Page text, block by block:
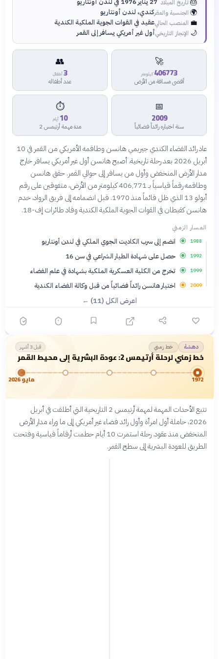
تاريخ الميلاد 27 يناير 1976 في لندن أونتاريو
🌍 الجنسية والمقركندي، لندن أونتاريو
💼 المنصب الحاليعقيد في القوات الجوية الملكية الكندية
🌙 الإنجاز التاريخيأول غير أمريكي يسافر إلى القمر
🚀
406773 كيلومتر
أقصى مسافة من الأرض
👥
3أطفال
عدد أطفاله
📅
2009
سنة اختياره رائداً فضائياً
⏱️
10 أيام
مدة مهمة أرتيمس 2
عاد رائد الفضاء الكندي جيريمي هانسن وطاقمه الأمريكي من القمر في 10
أبريل 2026 بعد رحلة تاريخية. أصبح هانسن أول غير أمريكي يسافر خارج
مدار الأرض المنخفض وأول من يسافر إلى حوالي القمر. حقق هانسن
وطاقمه رقماً قياسياً بـ 406,771 كيلومتر من الأرض، متفوقين على رقم
أبولو 13 الذي ظل قائماً منذ 1970. قبل انضمامه إلى فريق الرواد، خدم
هانسن كقبطان في القوات الجوية الملكية الكندية وقاد طائرات إف-18.
المسار الزمني
1988 انضم إلى سرب الكاديت الجوي الملكي في لندن أونتاريو
1992 حصل على شهادة الطيار الشراعي في سن 16
1999 تخرج من الكلية العسكرية الملكية بشهادة في علم الفضاء
2009 اختيار هانسن رائداً فضائياً من قبل وكالة الفضاء الكندية
اعرض الكل (11) ←
دهشة خط زمني قبل 3 أشهر
خط زمني لرحلة أرتيمس 2: عودة البشرية إلى محيط القمر
1972 مايو 2026
تتبع الأحداث المهمة لمهمة أرتيمس 2 التاريخية التي أطلقت في أبريل
2026، حاملة أول امرأة وأول رائد فضاء غير أمريكي إلى ما وراء مدار الأرض
المنخفض منذ عقود. رحلة استمرت 10 أيام حطمت أرقاماً قياسية وفتحت
الطريق للعودة البشرية إلى سطح القمر.